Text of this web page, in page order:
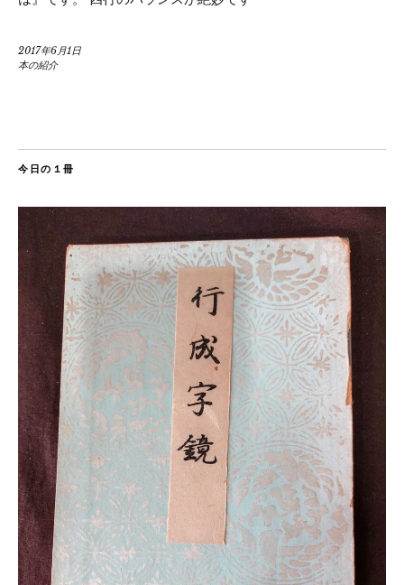
2017年6月1日
本の紹介
今日の１冊